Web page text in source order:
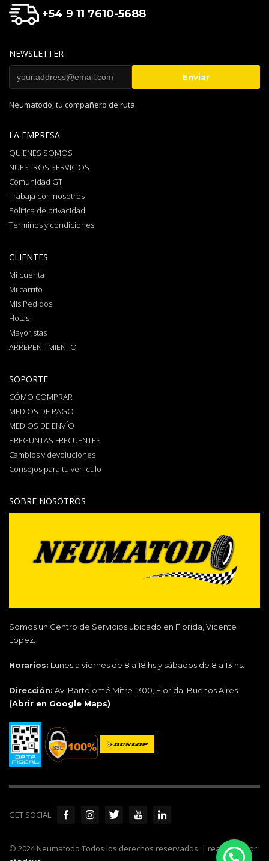
+54 9 11 7610-5688
NEWSLETTER
Neumatodo, tu compañero de ruta.
LA EMPRESA
QUIENES SOMOS
NUESTROS SERVICIOS
Comunidad GT
Trabajá con nosotros
Política de privacidad
Términos y condiciones
CLIENTES
Mi cuenta
Mi carrito
Mis Pedidos
Flotas
Mayoristas
ARREPENTIMIENTO
SOPORTE
CÓMO COMPRAR
MEDIOS DE PAGO
MEDIOS DE ENVÍO
PREGUNTAS FRECUENTES
Cambios y devoluciones
Consejos para tu vehiculo
SOBRE NOSOTROS
Somos un Centro de Servicios ubicado en Florida, Vicente
Lopez.
Horarios: Lunes a viernes de 8 a 18 hs y sábados de 8 a 13 hs.
Dirección: Av. Bartolomé Mitre 1300, Florida, Buenos Aires
(Abrir en Google Maps)
GET SOCIAL
© 2024 Neumatodo Todos los derechos reservados. | realizado por